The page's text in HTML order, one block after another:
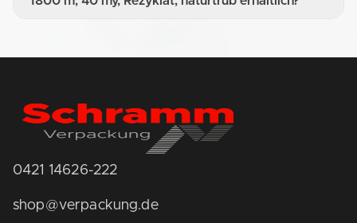
0421 14626-222
shop@verpackung.de